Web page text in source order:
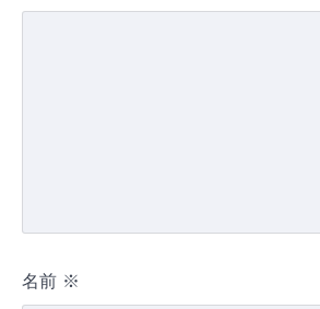
名前 ※